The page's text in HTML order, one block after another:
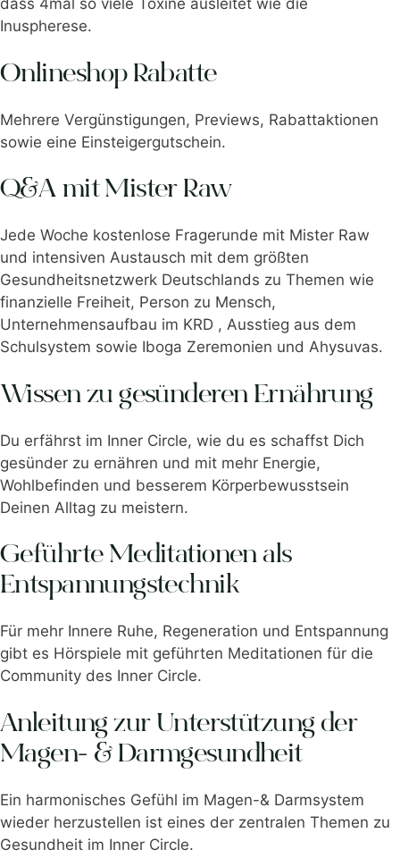
dass 4mal so viele Toxine ausleitet wie die
Inuspherese.
Onlineshop Rabatte
Mehrere Vergünstigungen, Previews, Rabattaktionen
sowie eine Einsteigergutschein.
Q&A mit Mister Raw
Jede Woche kostenlose Fragerunde mit Mister Raw
und intensiven Austausch mit dem größten
Gesundheitsnetzwerk Deutschlands zu Themen wie
finanzielle Freiheit, Person zu Mensch,
Unternehmensaufbau im KRD , Ausstieg aus dem
Schulsystem sowie Iboga Zeremonien und Ahysuvas.
Wissen zu gesünderen Ernährung
Du erfährst im Inner Circle, wie du es schaffst Dich
gesünder zu ernähren und mit mehr Energie,
Wohlbefinden und besserem Körperbewusstsein
Deinen Alltag zu meistern.
Geführte Meditationen als
Entspannungstechnik
Für mehr Innere Ruhe, Regeneration und Entspannung
gibt es Hörspiele mit geführten Meditationen für die
Community des Inner Circle.
Anleitung zur Unterstützung der
Magen- & Darmgesundheit
Ein harmonisches Gefühl im Magen-& Darmsystem
wieder herzustellen ist eines der zentralen Themen zu
Gesundheit im Inner Circle.